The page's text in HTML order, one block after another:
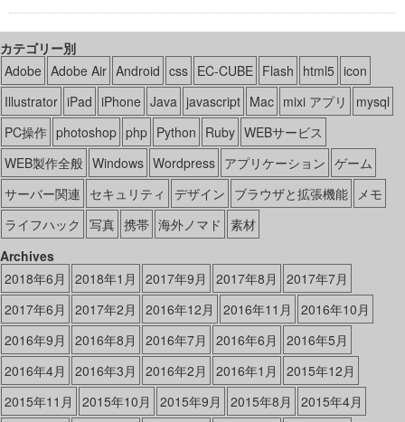
カテゴリー別
Adobe Adobe Air Android css EC-CUBE Flash html5 icon
Illustrator iPad iPhone Java javascript Mac mixi アプリ
mysql
PC操作 photoshop php Python Ruby WEBサービス
WEB製作全般 Windows Wordpress アプリケーション ゲーム
サーバー関連 セキュリティ デザイン ブラウザと拡張機能 メモ
ライフハック 写真 携帯 海外ノマド 素材
Archives
2018年6月
2018年1月 2017年9月 2017年8月
2017年7月
2017年6月
2017年2月 2016年12月 2016年11月
2016年10月
2016年9月
2016年8月 2016年7月 2016年6月
2016年5月
2016年4月
2016年3月 2016年2月 2016年1月
2015年12月
2015年11月
2015年10月 2015年9月 2015年8月
2015年4月